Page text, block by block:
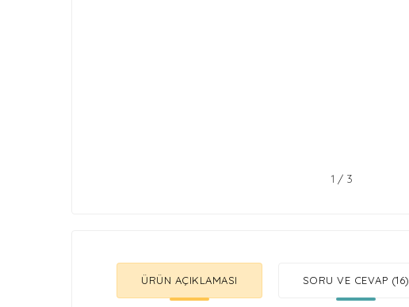
1 / 3
ÜRÜN AÇIKLAMASI SORU VE CEVAP (16)